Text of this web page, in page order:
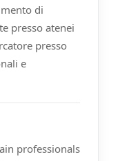
di
presso atenei
presso
e
professionals